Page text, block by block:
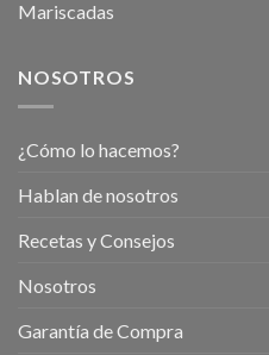
Mariscadas
NOSOTROS
¿Cómo lo hacemos?
Hablan de nosotros
Recetas y Consejos
Nosotros
Garantía de Compra